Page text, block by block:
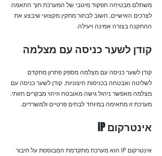
משתלם מבטיחה תפקוד מיטבי של המערכת תוך התאמה
לצרכים האישיים. חשוב לבחור מתקין מקצועי שיבצע את
ההתקנה בצורה אמינה ויעילה.
קודן לשער כניסה עם מצלמה
קודן לשער כניסה עם מצלמה מספק פתרון מתקדם
לשליטה ואבטחה בכניסות חיצוניות. קודן לשער כניסה עם
מצלמה מאפשר ניהול גישה מאובטח וזיהוי מבקרים חזותי.
מערכת זו מתאימה במיוחד לבתים פרטיים ולמשרדים.
אינטרקום IP
אינטרקום IP הוא מערכת מתקדמת המבוססת על חיבור